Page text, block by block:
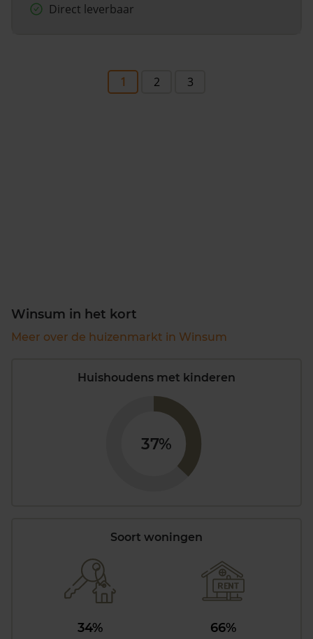
Direct leverbaar
1 2 3
Winsum in het kort
Meer over de huizenmarkt in Winsum
Huishoudens met kinderen
37%
Soort woningen
34%
66%